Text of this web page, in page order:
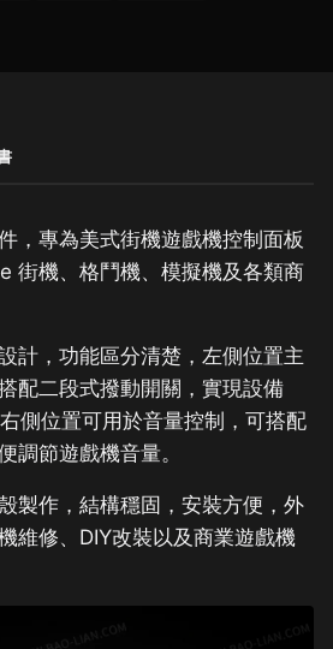
，專為美式街機遊戲機控制面板
街機、格鬥機、模擬機及各類商
計，功能區分清楚，左側位置主
配二段式撥動開關，實現設備
側位置可用於音量控制，可搭配
調節遊戲機音量。
製作，結構穩固，安裝方便，外
維修、DIY改裝以及商業遊戲機